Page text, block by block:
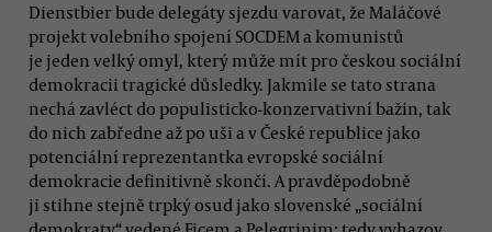
Dienstbier bude delegáty sjezdu varovat, že Maláčové
projekt volebního spojení SOCDEM a komunistů
je jeden velký omyl, který může mít pro českou sociální
demokracii tragické důsledky. Jakmile se tato strana
nechá zavléct do populisticko-konzervativní bažin, tak
do nich zabředne až po uši a v České republice jako
potenciální reprezentantka evropské sociální
demokracie definitivně skončí. A pravděpodobně
ji stihne stejně trpký osud jako slovenské „sociální